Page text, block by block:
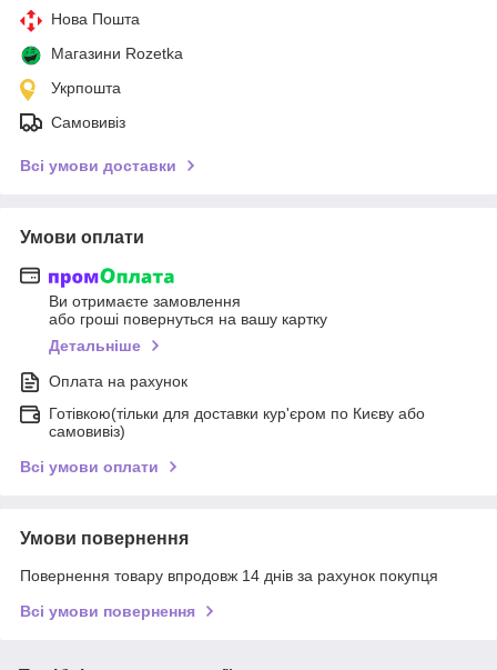
Нова Пошта
Магазини Rozetka
Укрпошта
Самовивіз
Всі умови доставки
Умови оплати
Ви отримаєте замовлення
або гроші повернуться на вашу картку
Детальніше
Оплата на рахунок
Готівкою(тільки для доставки кур'єром по Києву або
самовивіз)
Всі умови оплати
Умови повернення
Повернення товару впродовж 14 днів за рахунок покупця
Всі умови повернення